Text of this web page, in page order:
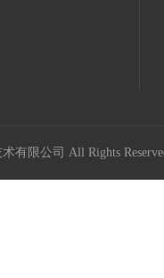
术有限公司 All Rights